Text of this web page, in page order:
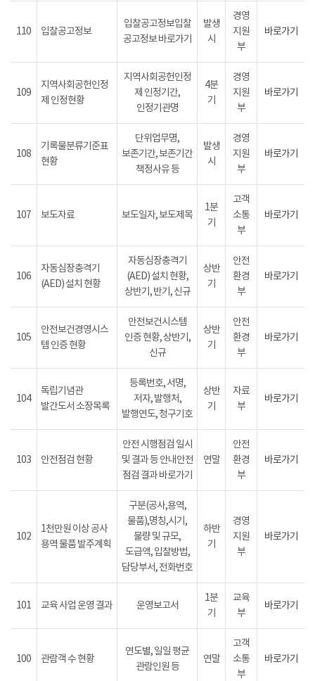
110 입찰공고정보
입찰공고정보입찰
공고정보 바로가기
발생
시
경영
지원
부
바로가기
109
지역사회공헌인정
제 인정현황
지역사회공헌인정
제 인정기간,
인정기관명
4분
기
경영
지원
부
바로가기
108
기록물분류기준표
현황
단위업무명,
보존기간, 보존기간
책정사유 등
발생
시
경영
지원
부
바로가기
107 보도자료 보도일자, 보도제목
1분
기
고객
소통
부
바로가기
106
자동심장충격기
(AED) 설치 현황
자동심장충격기
(AED) 설치 현황,
상반기, 반기, 신규
상반
기
안전
환경
부
바로가기
105
안전보건경영시스
템 인증 현황
안전보건시스템
인증 현황, 상반기,
신규
상반
기
안전
환경
부
바로가기
104
독립기념관
발간도서 소장목록
등록번호, 서명,
저자, 발행처,
발행연도, 청구기호
상반
기
자료
부
바로가기
103 안전점검 현황
안전 시행점검 일시
및 결과 등 안내안전
점검 결과 바로가기
연말
안전
환경
부
바로가기
102
1천만원 이상 공사
용역 물품 발주계획
구분(공사,용역,
물품),명칭,시기,
물량 및 규모,
도급액, 입찰방법,
담당부서, 전화번호
하반
기
경영
지원
부
바로가기
101 교육 사업 운영 결과 운영보고서
1분
기
교육
부
바로가기
100 관람객 수 현황
연도별, 일일 평균
관람인원 등
연말
고객
소통
부
바로가기